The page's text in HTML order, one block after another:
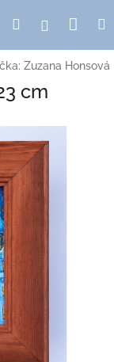
HledatPřihlášení
Zuzana Honsová
cm